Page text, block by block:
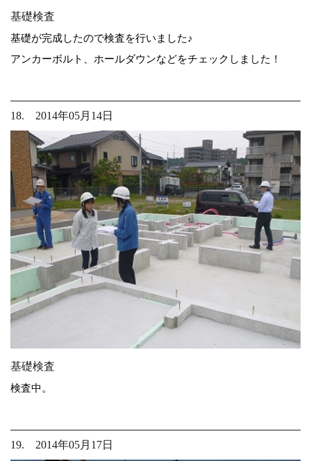
基礎検査
基礎が完成したので検査を行いました♪
アンカーボルト、ホールダウンなどをチェックしました！
18. 2014年05月14日
基礎検査
検査中。
19. 2014年05月17日